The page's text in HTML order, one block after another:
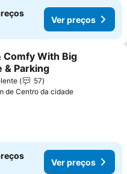
Ver preços
aos favoritos
Comfy With Big
& Parking
57
de Centro da cidade
Ver preços